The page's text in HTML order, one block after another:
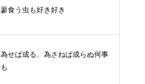
蓼食う虫も好き好き
為せば成る、為さねば成らぬ何事
も